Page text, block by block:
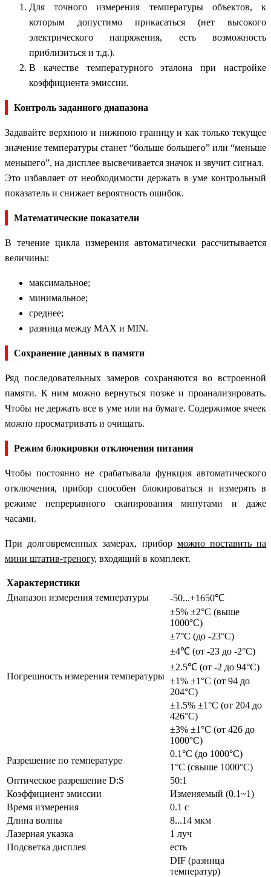
Для точного измерения температуры объектов, к
которым допустимо прикасаться (нет высокого
электрического напряжения, есть возможность
приблизиться и т.д.).
В качестве температурного эталона при настройке
коэффициента эмиссии.
Контроль заданного диапазона
Задавайте верхнюю и нижнюю границу и как только текущее
значение температуры станет “больше большего” или “меньше
меньшего”, на дисплее высвечивается значок и звучит сигнал.
Это избавляет от необходимости держать в уме контрольный
показатель и снижает вероятность ошибок.
Математические показатели
В течение цикла измерения автоматически рассчитывается
величины:
максимальное;
минимальное;
среднее;
разница между MAX и MIN.
Сохранение данных в памяти
Ряд последовательных замеров сохраняются во встроенной
памяти. К ним можно вернуться позже и проанализировать.
Чтобы не держать все в уме или на бумаге. Содержимое ячеек
можно просматривать и очищать.
Режим блокировки отключения питания
Чтобы постоянно не срабатывала функция автоматического
отключения, прибор способен блокироваться и измерять в
режиме непрерывного сканирования минутами и даже
часами.
При долговременных замерах, прибор можно поставить на
мини штатив-треногу, входящий в комплект.
Характеристики
Диапазон измерения температуры
-50...+1650℃
Погрешность измерения температуры
±5% ±2°C (выше
1000°C)
±7°C (до -23°C)
±4℃ (от -23 до -2°C)
±2.5℃ (от -2 до 94°C)
±1% ±1°C (от 94 до
204°C)
±1.5% ±1°C (от 204 до
426°C)
±3% ±1°C (от 426 до
1000°C)
Разрешение по температуре
0.1°C (до 1000°C)
1°C (свыше 1000°C)
Оптическое разрешение D:S
50:1
Коэффициент эмиссии
Изменяемый (0.1~1)
Время измерения
0.1 с
Длина волны
8...14 мкм
Лазерная указка
1 луч
Подсветка дисплея
есть
DIF (разница
температур)